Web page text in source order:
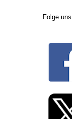
Folge